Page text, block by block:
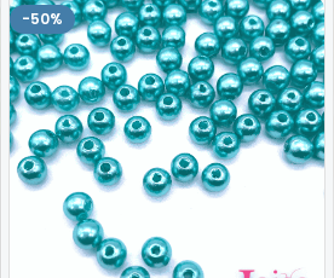
-50%